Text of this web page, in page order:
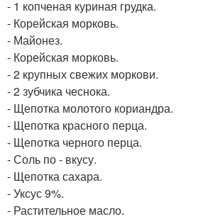
- 1 копченая куриная грудка.
- Корейская морковь.
- Майонез.
- Корейская морковь.
- 2 крупных свежих моркови.
- 2 зубчика чеснока.
- Щепотка молотого кориандра.
- Щепотка красного перца.
- Щепотка черного перца.
- Соль по - вкусу.
- Щепотка сахара.
- Уксус 9%.
- Растительное масло.